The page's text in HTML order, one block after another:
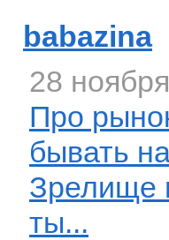
babazina
28
Про
бывать
Зрелище
ты...